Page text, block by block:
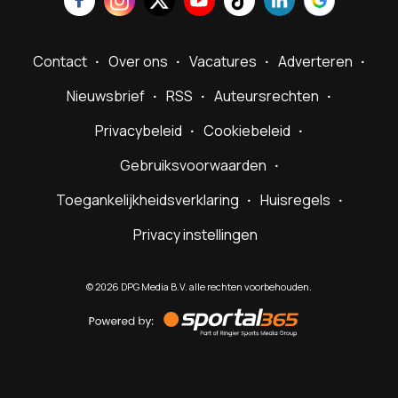
Contact Over ons Vacatures
Adverteren
Nieuwsbrief
RSS
Auteursrechten
Privacybeleid
Cookiebeleid
Gebruiksvoorwaarden
Toegankelijkheidsverklaring
Huisregels
Privacy instellingen
©2026 DPG Media B.V. alle rechten voorbehouden.
by
Sportal365